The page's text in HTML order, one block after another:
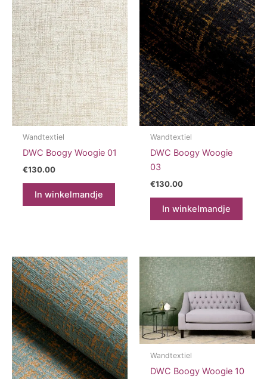
Wandtextiel
DWC Boogy Woogie 01
€130.00
In winkelmandje
Wandtextiel
DWC Boogy Woogie
03
€130.00
In winkelmandje
Wandtextiel
DWC Boogy Woogie 10